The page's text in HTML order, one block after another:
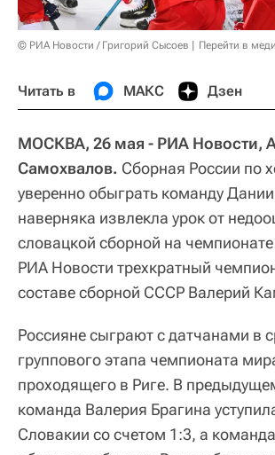
© РИА Новости / Григорий Сысоев Перейти в
Читать в МАКС Дзен
МОСКВА, 26 мая - РИА Новости,
Самохвалов. Сборная России по
уверенно обыграть команду
наверняка извлекла урок от
словацкой сборной на
РИА Новости трехкратный
составе сборной СССР Валерий
Россияне сыграют с датчанами в
группового этапа чемпионата
проходящего в Риге. В
команда Валерия Брагина
Словакии со счетом 1:3, а